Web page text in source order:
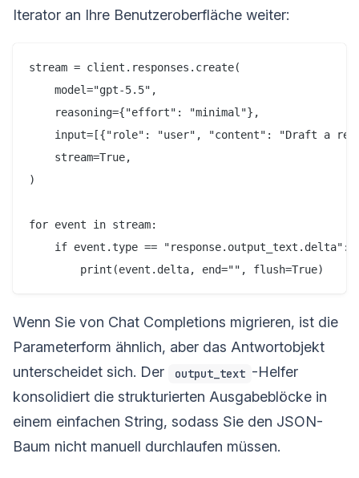
Iterator an Ihre Benutzeroberfläche weiter:
stream = client.responses.create(
    model="gpt-5.5",
    reasoning={"effort": "minimal"},
input=[{"role": "user", "content": "Draft a
    stream=True,
)
for event in stream:
    if event.type == "response.output_text.delta":
Wenn Sie von Chat Completions migrieren, ist die
Parameterform ähnlich, aber das Antwortobjekt
unterscheidet sich. Der
output_text -Helfer
konsolidiert die strukturierten Ausgabeblöcke in
einem einfachen String, sodass Sie den JSON-
Baum nicht manuell durchlaufen müssen.